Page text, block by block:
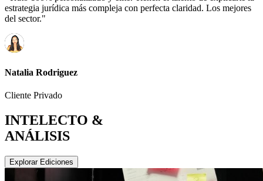
estrategia jurídica más compleja con perfecta claridad. Los mejores
del sector."
Natalia Rodriguez
Cliente Privado
INTELECTO &
ANÁLISIS
Explorar Ediciones